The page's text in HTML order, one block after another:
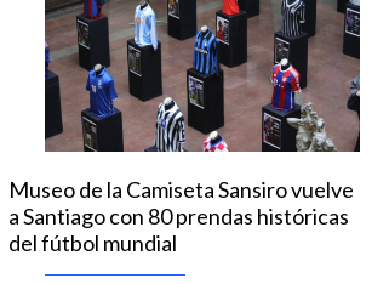
Museo de la Camiseta Sansiro vuelve
a Santiago con 80 prendas históricas
del fútbol mundial